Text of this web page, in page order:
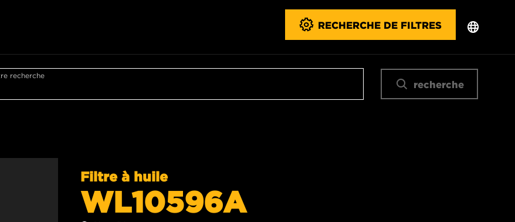
RECHERCHE DE FILTRES
recherche
recherche
Filtre à huile
WL10596A